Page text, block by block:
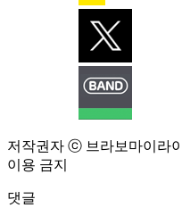
저작권자 ⓒ 브라보마이라
이용 금지
댓글